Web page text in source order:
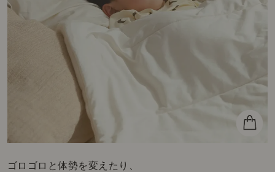
ゴロゴロと体勢を変えたり、